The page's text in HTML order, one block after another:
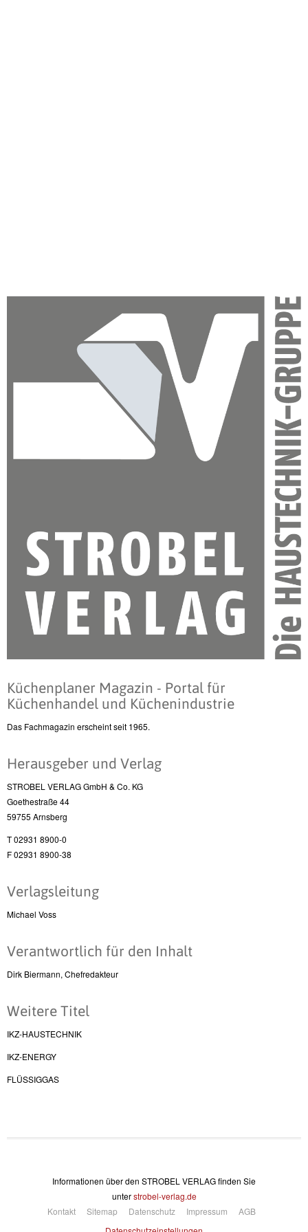
Küchenplaner Magazin - Portal für
Küchenhandel und Küchenindustrie
Das Fachmagazin erscheint seit 1965.
Herausgeber und Verlag
STROBEL VERLAG GmbH & Co. KG
Goethestraße 44
59755 Arnsberg
T 02931 8900-0
F 02931 8900-38
Verlagsleitung
Michael Voss
Verantwortlich für den Inhalt
Dirk Biermann, Chefredakteur
Weitere Titel
IKZ-HAUSTECHNIK
IKZ-ENERGY
FLÜSSIGGAS
Informationen über den STROBEL VERLAG finden Sie
unterstrobel-verlag.de
Kontakt
Sitemap Datenschutz Impressum
AGB